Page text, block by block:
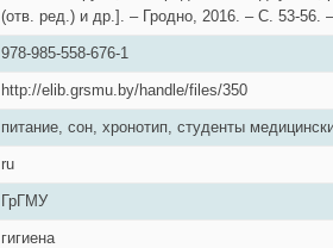
(отв. ред.) и др.]. – Гродно, 2016. – С. 53-56.
978-985-558-676-1
http://elib.grsmu.by/handle/files/350
питание, сон, хронотип, студенты
ru
ГрГМУ
гигиена